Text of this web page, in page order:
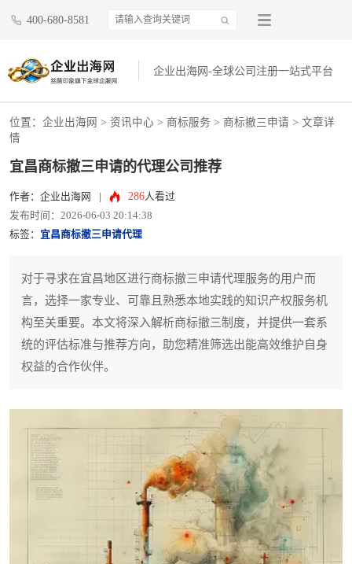
400-680-8581
企业出海网-全球公司注册一站式平台
位置： 企业出海网 > 资讯中心 > 商标服务 > 商标撤三申请 > 文章详
情
宜昌商标撤三申请的代理公司推荐
作者：企业出海网 286人看过
发布时间：2026-06-03 20:14:38
标签： 宜昌商标撤三申请代理
对于寻求在宜昌地区进行商标撤三申请代理服务的用户而
言，选择一家专业、可靠且熟悉本地实践的知识产权服务机
构至关重要。本文将深入解析商标撤三制度，并提供一套系
统的评估标准与推荐方向，助您精准筛选出能高效维护自身
权益的合作伙伴。